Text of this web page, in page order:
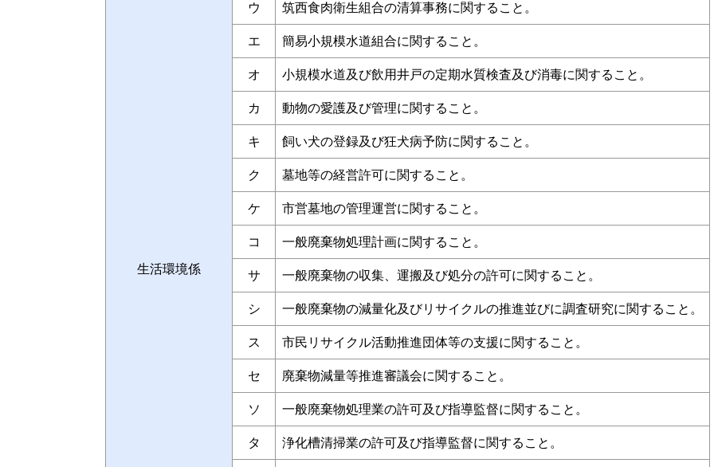
生活環境係
ウ 筑西食肉衛生組合の清算事務に関すること。
エ 簡易小規模水道組合に関すること。
オ 小規模水道及び飲用井戸の定期水質検査及び消毒に関すること。
カ 動物の愛護及び管理に関すること。
キ 飼い犬の登録及び狂犬病予防に関すること。
ク 墓地等の経営許可に関すること。
ケ 市営墓地の管理運営に関すること。
コ 一般廃棄物処理計画に関すること。
サ 一般廃棄物の収集、運搬及び処分の許可に関すること。
シ 一般廃棄物の減量化及びリサイクルの推進並びに調査研究に関すること。
ス 市民リサイクル活動推進団体等の支援に関すること。
セ 廃棄物減量等推進審議会に関すること。
ソ 一般廃棄物処理業の許可及び指導監督に関すること。
タ 浄化槽清掃業の許可及び指導監督に関すること。